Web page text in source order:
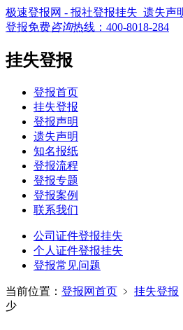
极速登报网 - 报社登报挂失_遗失声
登报免费咨询热线： 400-8018-284
挂失登报
登报首页
挂失登报
登报声明
遗失声明
知名报纸
登报流程
登报专题
登报案例
联系我们
公司证件登报挂失
个人证件登报挂失
登报常见问题
当前位置： 登报网首页 ﹥ 挂失登报
少